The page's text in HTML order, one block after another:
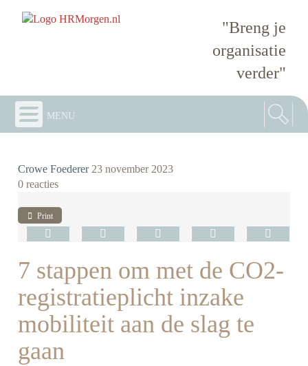
"Breng je
organisatie
verder"
menu
Crowe Foederer 23 november 2023
0 reacties
Print
7 stappen om met de CO2-
registratieplicht inzake
mobiliteit aan de slag te
gaan